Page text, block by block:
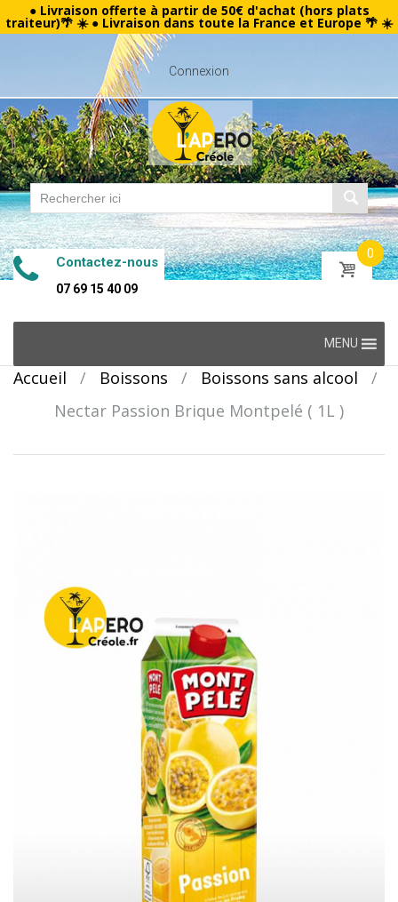
● Livraison offerte à partir de 50€ d'achat (hors plats
traiteur)🌴 ☀️ ● Livraison dans toute la France et Europe 🌴 ☀️
Connexion
Contactez-nous
07 69 15 40 09
0
content
MENU
Accueil / Boissons / Boissons sans alcool
/
Nectar Passion Brique Montpelé ( 1L )